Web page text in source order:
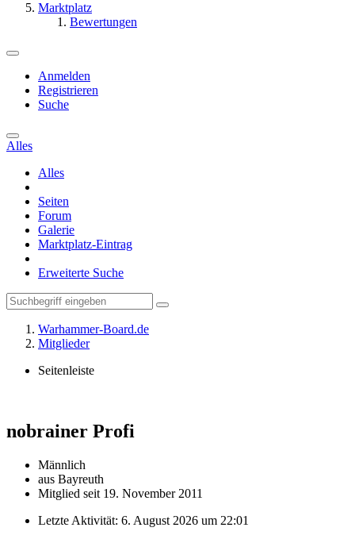
Marktplatz
Bewertungen
Anmelden
Registrieren
Suche
Alles
Alles
Seiten
Forum
Galerie
Marktplatz-Eintrag
Erweiterte Suche
Warhammer-Board.de
Mitglieder
Seitenleiste
nobrainer Profi
Männlich
aus Bayreuth
Mitglied seit 19. November 2011
Letzte Aktivität: 6. August 2026 um 22:01